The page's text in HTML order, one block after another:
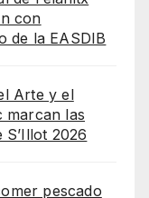
con
de la EASDIB
Arte y el
marcan las
S’Illot 2026
pescado